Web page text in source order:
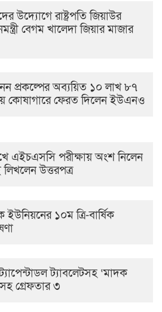
উদ্যোগে রাষ্ট্রপতি জিয়াউর
বেগম খালেদা জিয়ার মাজার
প্রকল্পের অব্যয়িত ১০ লাখ ৮৭
কোষাগারে ফেরত দিলেন ইউএনও
এইচএসসি পরীক্ষায় অংশ নিলেন
উত্তরপত্র
ইউনিয়নের ১০ম ত্রি-বার্ষিক
ট্যাবলেটসহ ‘মাদক
গ্রেফতার ৩